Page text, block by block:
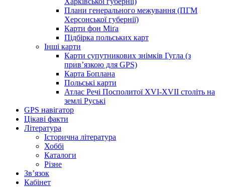
Плани генерального межування (ПГМ
Херсонської губернії)
Карти фон Міґа
Підбірка польських карт
Інші карти
Карти супутникових знімків Гугла (з
прив’язкою для GPS)
Карта Боплана
Польські карти
Атлас Речі Посполитої XVI-XVII століть на
землі Руські
GPS навігатор
Цікаві факти
Література
Історична література
Хоббі
Каталоги
Різне
Зв’язок
Кабінет